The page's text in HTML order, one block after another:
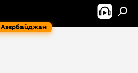
Азербайджан